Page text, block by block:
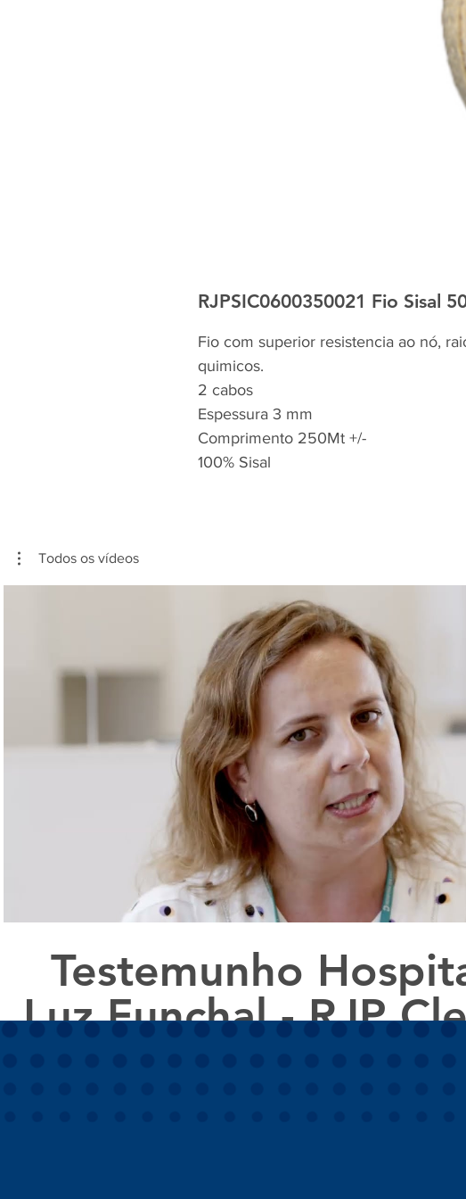
RJPSIC0600350021 Fio Sisal
Fio com superior resistencia ao nó,
quimicos.
2 cabos
Espessura 3 mm
Comprimento 250Mt +/-
100% Sisal
Todos os vídeos
Reproduzir vídeo
Testemunho
Luz Funchal - RJP